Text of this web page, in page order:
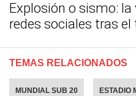
Explosión o sismo:
redes sociales tras
TEMAS RELACIONADOS
MUNDIAL SUB 20 ESTADIO